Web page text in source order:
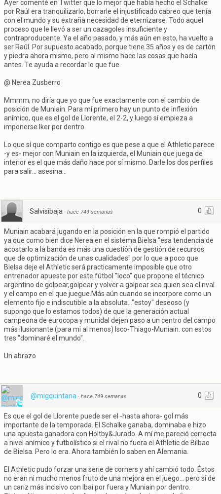
Ayer comenté en Twitter que lo mejor que había hecho el Schalke
por Raúl era tranquilizarlo, borrarle el injustificado cabreo que tenía
con el mundo y su extraña necesidad de eternizarse. Todo aquel
proceso que le llevó a ser un cazagoles insuficiente y
contraproducente. Ya el año pasado, y más aún en esto, ha vuelto a
ser Raúl. Por supuesto acabado, porque tiene 35 años y es de cartón
y piedra ahora mismo, pero al mismo hace las cosas que hacía
antes. Te ayuda a recordar lo que fue.
@ Nerea Zusberro
Mmmm, no diría que yo que fue exactamente con el cambio de
posición de Muniain. Para mí primero hay un punto de inflexión
anímico, que es el gol de Llorente, el 2-2, y luego sí empieza a
imponerse Iker por dentro.
Lo que sí que comparto contigo es que pese a que el Athletic parece
-y es- mejor con Muniain en la izquierda, el Muniain que juega de
interior es el que más daño hace por sí mismo. Darle los dos perfiles
para salir... asesina...
0
Salvisibaja · hace 749 semanas
Muniain acabará jugando en la posición en la que rompió el partido
ya que como bien dice Nerea en el sistema Bielsa "esa tendencia de
acostarlo a la banda es más una cuestión de gestión de recursos
que de optimización de unas cualidades" por lo que a poco que
Bielsa deje el Athletic será practicamente imposible que otro
entrenador apueste por este fútbol "loco" que propone el técnico
argentino de golpear,golpear y volver a golpear sea quien sea el rival
y el campo en el que juegue.Más aún cuando se incorpore como un
elemento fijo e indiscutible a la absoluta..."estoy" deseoso (y
supongo que lo estamos todos) de que la generación actual
campeona de eurocopa y munidal dejen paso a un centro del campo
más ilusionante (para mi al menos) Isco-Thiago-Muniain. con estos
tres "dominaré el mundo".
Un abrazo
0
@migquintana · hace 749 semanas
Es que el gol de Llorente puede ser el -hasta ahora- gol más
importante de la temporada. El Schalke ganaba, dominaba e hizo
una apuesta ganadora con Holtby&Jurado. A mí me pareció correcta
a nivel anímico y futbolístico si el rival no fuera el Athletic de Bilbao
de Bielsa. Pero lo era. Ahora también lo saben en Alemania.
El Athletic pudo forzar una serie de corners y ahí cambió todo. Éstos
no eran ni mucho menos fruto de una mejora en el juego... pero sí de
un cariz más incisivo con Ibai por fuera y Muniain por dentro.